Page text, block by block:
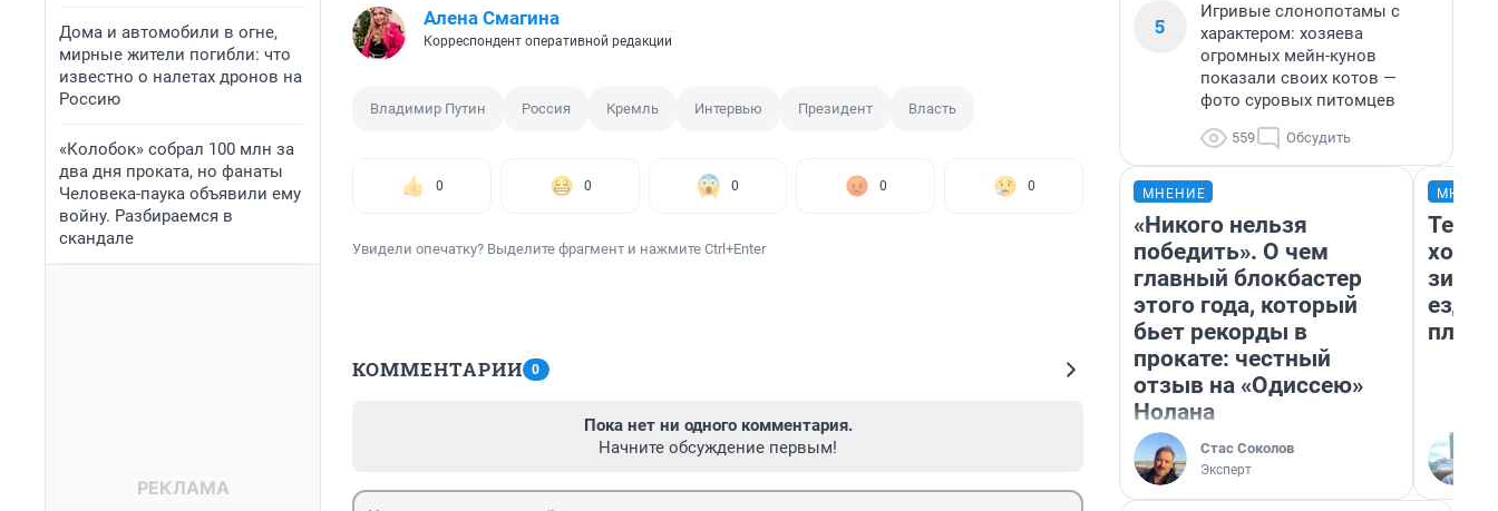
Дома и автомобили в огне,
мирные жители погибли: что
известно о налетах дронов на
Россию
«Колобок» собрал 100 млн за
два дня проката, но фанаты
Человека-паука объявили ему
войну. Разбираемся в
скандале
Алена Смагина
Корреспондент оперативной редакции
Владимир Путин Россия Кремль Интервью Президент Власть
0 0 0 0 0
Увидели опечатку? Выделите фрагмент и нажмите Ctrl+Enter
КОММЕНТАРИИ 0
Пока нет ни одного комментария.
Начните обсуждение первым!
5
Игривые слонопотамы с
характером: хозяева
огромных мейн-кунов
показали своих котов —
фото суровых питомцев
559 Обсудить
МНЕНИЕ
«Никого нельзя
победить». О чем
главный блокбастер
этого года, который
бьет рекорды в
прокате: честный
отзыв на «Одиссею»
Нолана
Стас Соколов
Эксперт
ездит